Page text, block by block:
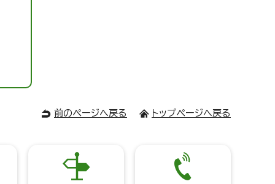
前のページへ戻る トップページへ戻る